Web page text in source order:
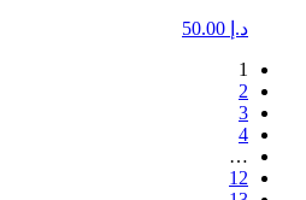
د.إ
1
2
3
4
…
12